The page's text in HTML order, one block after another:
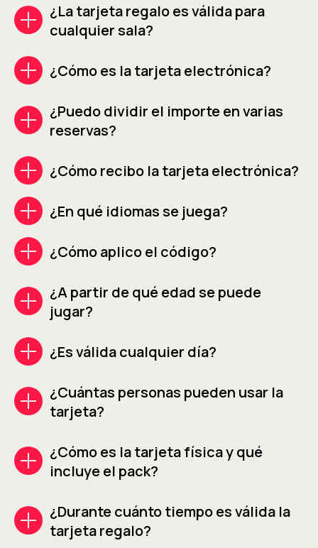
¿La tarjeta regalo es válida para
cualquier sala?
¿Cómo es la tarjeta electrónica?
¿Puedo dividir el importe en varias
reservas?
¿Cómo recibo la tarjeta electrónica?
¿En qué idiomas se juega?
¿Cómo aplico el código?
¿A partir de qué edad se puede
jugar?
¿Es válida cualquier día?
¿Cuántas personas pueden usar la
tarjeta?
¿Cómo es la tarjeta física y qué
incluye el pack?
¿Durante cuánto tiempo es válida la
tarjeta regalo?